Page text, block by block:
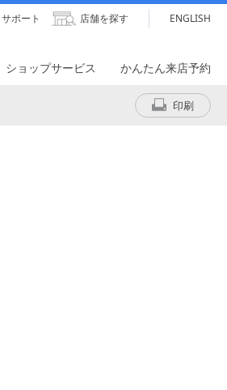
サポート 店舗を探す ENGLISH
ショップサービス かんたん来店予約
印刷